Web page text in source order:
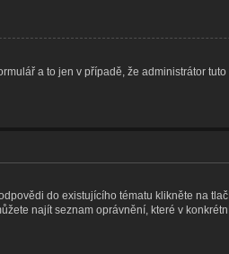
a to jen v případě, že administrátor
do existujícího tématu klikněte na
najít seznam oprávnění, které v